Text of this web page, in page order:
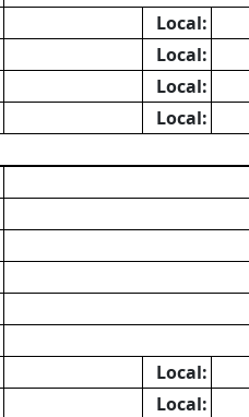
Local:
Local:
Local:
Local:
Local:
Local: